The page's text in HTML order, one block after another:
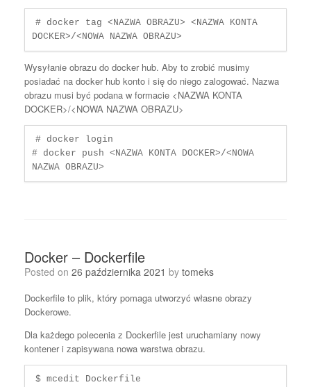
# docker tag <NAZWA OBRAZU> <NAZWA KONTA
DOCKER>/<NOWA NAZWA OBRAZU>
Wysyłanie obrazu do docker hub. Aby to zrobić musimy
posiadać na docker hub konto i się do niego zalogować. Nazwa
obrazu musi być podana w formacie <NAZWA KONTA
DOCKER>/<NOWA NAZWA OBRAZU>
# docker login
# docker push <NAZWA KONTA DOCKER>/<NOWA
NAZWA OBRAZU>
Docker – Dockerfile
Posted on 26 października 2021 by tomeks
Dockerfile to plik, który pomaga utworzyć własne obrazy
Dockerowe.
Dla każdego polecenia z Dockerfile jest uruchamiany nowy
kontener i zapisywana nowa warstwa obrazu.
$ mcedit Dockerfile